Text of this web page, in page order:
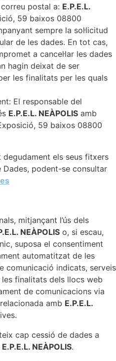
postal a: E.P.E.L.
59 baixos 08800
sempre la sol·licitud
de les dades. En tot cas,
a cancel·lar les dades
hagin deixat de ser
les finalitats per les quals
El responsable del
E.P.E.L. NEÀPOLIS amb
59 baixos 08800
degudament els seus fitxers
Dades, podent-se consultar
mitjançant l’ús dels
NEÀPOLIS o, si escau,
suposa el consentiment
automatitzat de les
comunicació indicats, serveis
finalitats dels llocs web
de comunicacions via
amb E.P.E.L.
cap cessió de dades a
E.P.E.L. NEÀPOLIS.